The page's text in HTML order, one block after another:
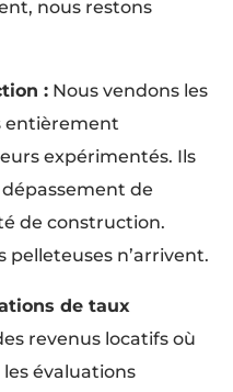
nous restons
: Nous vendons les
entièrement
expérimentés. Ils
de
de construction.
pelleteuses n’arrivent.
de taux
revenus locatifs où
évaluations